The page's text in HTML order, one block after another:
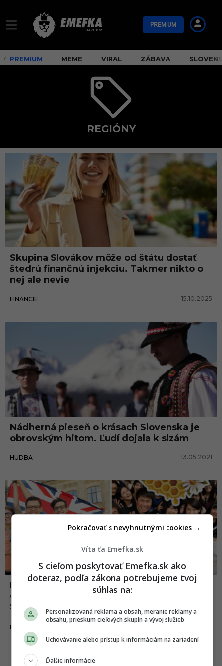
PREMIUM
PREMIUM MEME VIRAL ZÁBAVA
REGIÓNY
g
i
ó
n
ySkupina Slovákov môže od štátu dostať
štedrú finančnú injekciu. Takmer nikto o
nej ale nevie
FINANCIE 15.10.2025
Nádherná pieseň o krásach Slovenska je
obrovským hitom. Ľudí dojala k slzám
HUDBA 13.05.2021
Predmety, ktoré sa učia v školách po
celom svete: Ako veľmi sa líšia od
Slovenska?
FAKTY A ZAUJÍMAVOSTI
Víta ťa Emefka.sk
S cieľom poskytovať Emefka.sk ako
doteraz, podľa zákona potrebujeme tvoj
súhlas na:
Personalizovaná reklama a obsah, meranie reklamy a
obsahu, prieskum cieľových skupín a vývoj služieb
Uchovávanie alebo prístup k informáciám na zariadení
Ďalšie informácie
Pokračovať s nevyhnutnými cookies →